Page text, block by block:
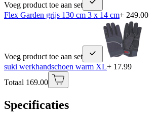
Voeg product toe aan set
Flex Garden grijs 130 cm 3 x 14 cm+ 249.00
Voeg product toe aan set
suki werkhandschoen warm XL+ 17.99
Totaal 169.00
Specificaties